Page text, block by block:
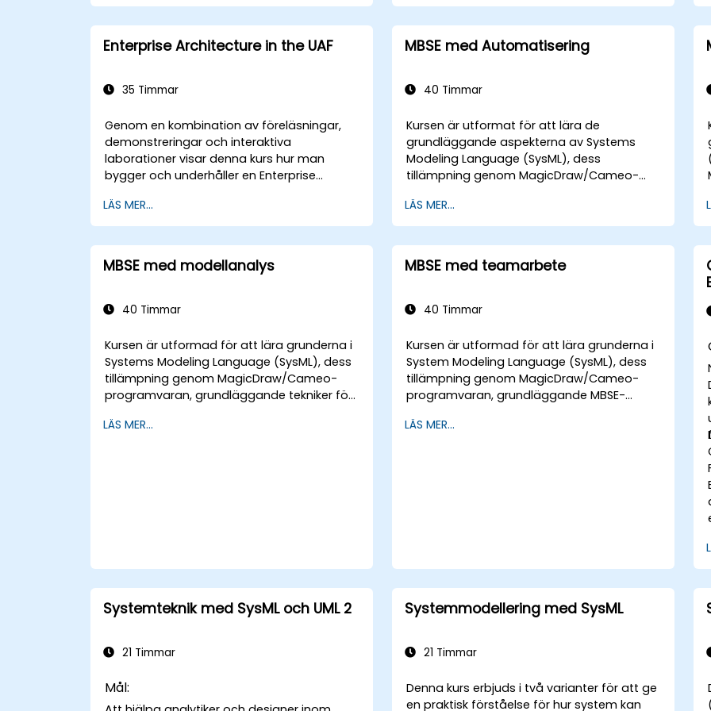
Värdera korrektheten och effektiviteten
hos skapade affärsmodeller.
hjälp av modelleringsverktyget Cameo
Systems Modeler (MagicDraw) från
Enterprise Architecture in the UAF
35 Timmar
Genom en kombination av föreläsningar,
demonstreringar och interaktiva
laborationer visar denna kurs hur man
bygger och underhåller en Enterprise
Architecture Framework (UAF) version 1.2.
LÄS MER...
MBSE med Automatisering
40 Timmar
Kursen är utformat för att lära de
grundläggande aspekterna av Systems
Modeling Language (SysML), dess
tillämpning genom MagicDraw/Cameo-
bästa praxis inom MBSE. Denna utbildning
täcker också grunderna i att skapa mallar
och generera rapporter inom
MagicDraw/Cameo-verktygssuiten, samt
hur makron och skript fungerar inuti
användas.
LÄS MER...
MBSE med modellanalys
40 Timmar
Kursen är utformad för att lära grunderna i
Systems Modeling Language (SysML), dess
tillämpning genom MagicDraw/Cameo-
programvaran, grundläggande tekniker för
(MBSE)-simulering och bästa praxis inom
LÄS MER...
MBSE med teamarbete
40 Timmar
Kursen är utformad för att lära grunderna i
System Modeling Language (SysML), dess
tillämpning genom MagicDraw/Cameo-
programvaran, grundläggande MBSE-
MBSE. Detta träningsprogram ger en
LÄS MER...
Systemteknik med SysML och UML 2
21 Timmar
Mål:
Systemmodellering med SysML
21 Timmar
Denna kurs erbjuds i två varianter för att ge
en praktisk förståelse för hur system kan